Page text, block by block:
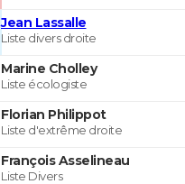
Jean Lassalle
Liste divers droite
Marine Cholley
Liste écologiste
Florian Philippot
Liste d'extrême droite
François Asselineau
Liste Divers